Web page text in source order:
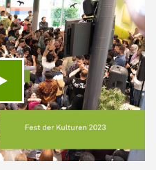
Video abspielen